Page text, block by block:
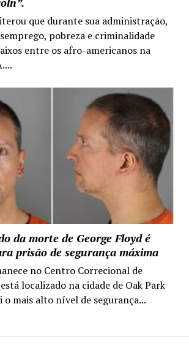
que durante sua administração,
pobreza e criminalidade
entre os afro-americanos na
da morte de George Floyd é
prisão de segurança máxima
no Centro Correcional de
localizado na cidade de Oak Park
o mais alto nível de segurança...